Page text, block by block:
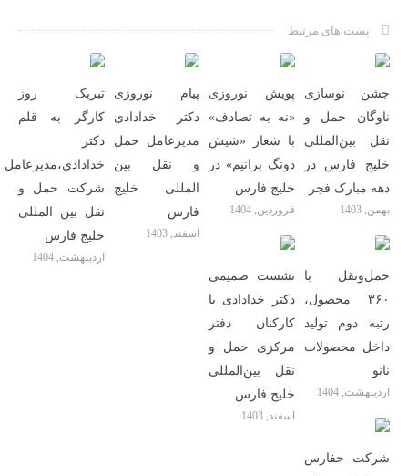
پست های مرتبط
تبریک روز
کارگر به قلم
دکتر
خدادادی،مدیرعامل
شرکت حمل و
نقل بین المللی
خلیج فارس
اردیبهشت, 1404
پیام نوروزی
دکتر خدادادی
مدیرعامل حمل
و نقل بین
المللی خلیج
فارس
اسفند, 1403
پویش نوروزی
«نه به تصادف»
با شعار «شیش
دونگ برانیم» در
خلیج فارس
فروردین, 1404
جشن نوسازی
ناوگان حمل و
نقل بین‌المللی
خلیج فارس در
دهه مبارک فجر
بهمن, 1403
نشست صمیمی
دکتر خدادادی با
کارکنان دفتر
مرکزی حمل و
نقل بین‌المللی
خلیج فارس
اسفند, 1403
حمل‌ونقل با
۳۶۰ محصول،
رتبه دوم تولید
داخل محصولات
نانو
اردیبهشت, 1404
شرکت حفارس